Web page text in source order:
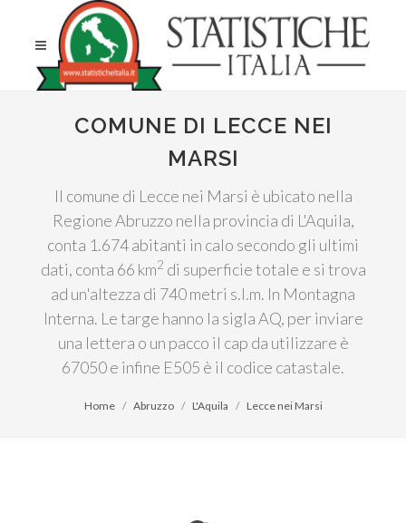
COMUNE DI LECCE NEI
MARSI
Il comune di Lecce nei Marsi è ubicato nella
Regione Abruzzo nella provincia di L'Aquila,
conta 1.674 abitanti in calo secondo gli ultimi
dati, conta 66 km2 di superficie totale e si trova
ad un'altezza di 740 metri s.l.m. In Montagna
Interna. Le targe hanno la sigla AQ, per inviare
una lettera o un pacco il cap da utilizzare è
67050 e infine E505 è il codice catastale.
Home Abruzzo L'Aquila Lecce nei Marsi